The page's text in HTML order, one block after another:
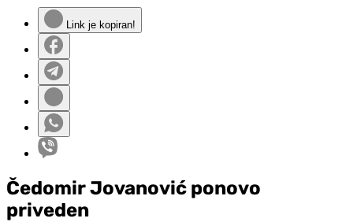
Link je kopiran!
Čedomir Jovanović ponovo
priveden